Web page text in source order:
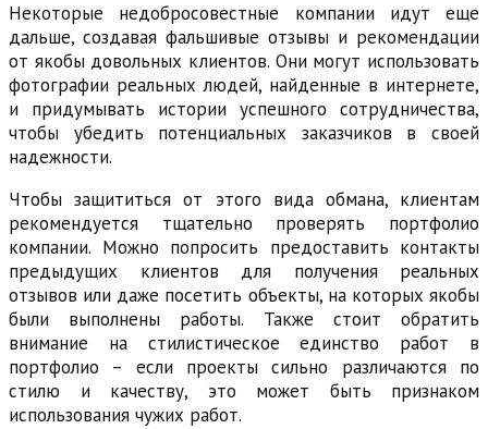
Некоторые недобросовестные компании идут еще
дальше, создавая фальшивые отзывы и рекомендации
от якобы довольных клиентов. Они могут использовать
фотографии реальных людей, найденные в интернете,
и придумывать истории успешного сотрудничества,
чтобы убедить потенциальных заказчиков в своей
надежности.
Чтобы защититься от этого вида обмана, клиентам
рекомендуется тщательно проверять портфолио
компании. Можно попросить предоставить контакты
предыдущих клиентов для получения реальных
отзывов или даже посетить объекты, на которых якобы
были выполнены работы. Также стоит обратить
внимание на стилистическое единство работ в
портфолио – если проекты сильно различаются по
стилю и качеству, это может быть признаком
использования чужих работ.